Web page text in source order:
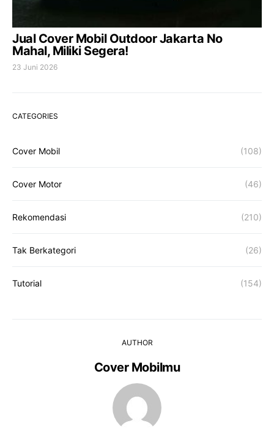
Jual Cover Mobil Outdoor Jakarta No
Mahal, Miliki Segera!
23 Juni 2026
CATEGORIES
Cover Mobil (108)
Cover Motor (46)
Rekomendasi (210)
Tak Berkategori (26)
Tutorial (154)
AUTHOR
Cover Mobilmu